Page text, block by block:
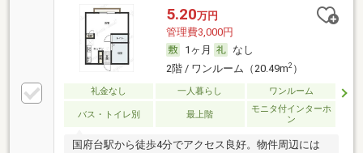
5.20万円
管理費3,000円
1ヶ月
なし
2階 / ワンルーム（20.49m2）
礼金なし 一人暮らし ワンルーム
バス・トイレ別 最上階
モニタ付インターホ
ン
国府台駅から徒歩4分でアクセス良好。物件周辺には